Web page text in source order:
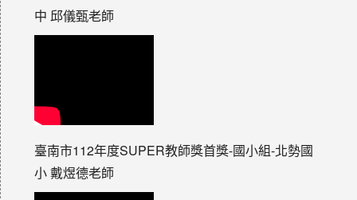
中 邱儀甄老師
臺南市112年度SUPER教師獎首獎-國小組-北勢國
小 戴煜德老師